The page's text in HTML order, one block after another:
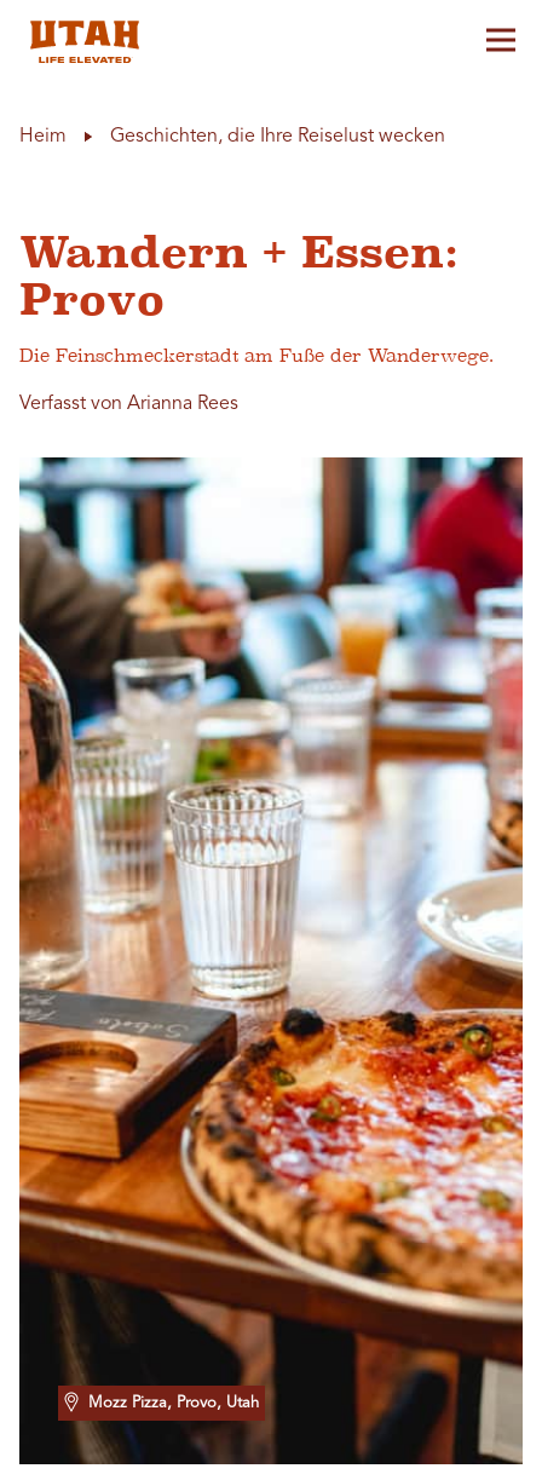
Heim Geschichten, die Ihre Reiselust wecken
Wandern + Essen:
Provo
Die Feinschmeckerstadt am Fuße der Wanderwege.
Verfasst von Arianna Rees
Mozz Pizza, Provo, Utah